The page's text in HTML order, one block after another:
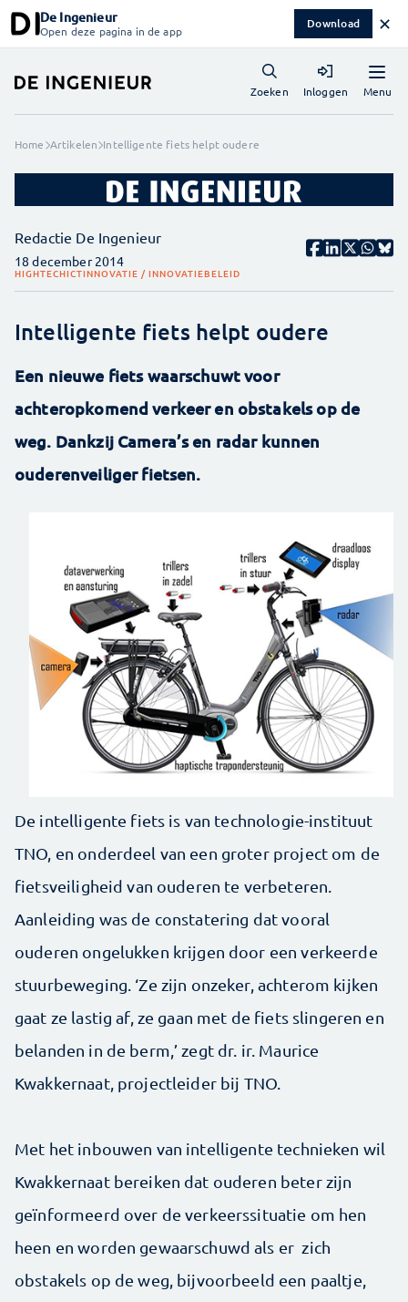
De Ingenieur
Open deze pagina in de app Download ✕
Menu
Zoeken Inloggen
Home Artikelen Intelligente fiets helpt oudere
Redactie De Ingenieur
18 december 2014
HIGHTECHICTINNOVATIE / INNOVATIEBELEID
Intelligente fiets helpt oudere
Een nieuwe fiets waarschuwt voor
achteropkomend verkeer en obstakels op de
weg. Dankzij Camera’s en radar kunnen
ouderenveiliger fietsen.
De intelligente fiets is van technologie-instituut
TNO, en onderdeel van een groter project om de
fietsveiligheid van ouderen te verbeteren.
Aanleiding was de constatering dat vooral
ouderen ongelukken krijgen door een verkeerde
stuurbeweging. ‘Ze zijn onzeker, achterom kijken
gaat ze lastig af, ze gaan met de fiets slingeren en
belanden in de berm,’ zegt dr. ir. Maurice
Kwakkernaat, projectleider bij TNO.
Met het inbouwen van intelligente technieken wil
Kwakkernaat bereiken dat ouderen beter zijn
geïnformeerd over de verkeerssituatie om hen
heen en worden gewaarschuwd als er zich
obstakels op de weg, bijvoorbeeld een paaltje,